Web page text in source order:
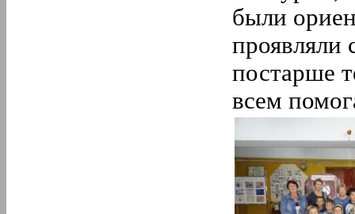
были
проявляли
постарше
всем